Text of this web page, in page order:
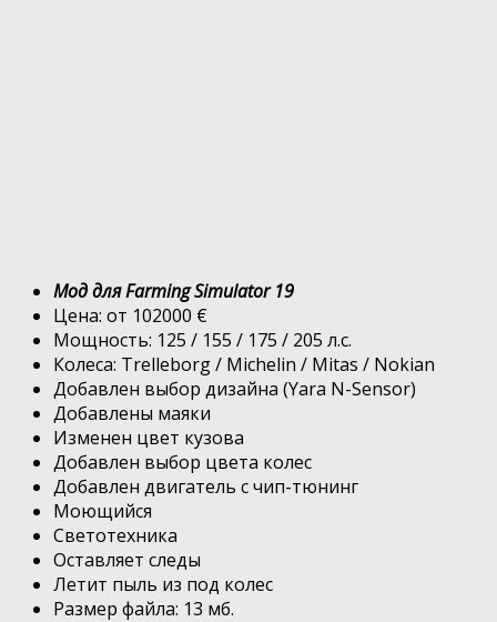
Мод для Farming Simulator 19
Цена: от 102000 €
Мощность: 125 / 155 / 175 / 205 л.с.
Колеса: Trelleborg / Michelin / Mitas / Nokian
Добавлен выбор дизайна (Yara N-Sensor)
Добавлены маяки
Изменен цвет кузова
Добавлен выбор цвета колес
Добавлен двигатель с чип-тюнинг
Моющийся
Светотехника
Оставляет следы
Летит пыль из под колес
Размер файла: 13 мб.